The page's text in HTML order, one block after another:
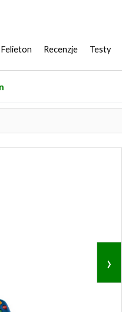
Felieton Recenzje Testy
›